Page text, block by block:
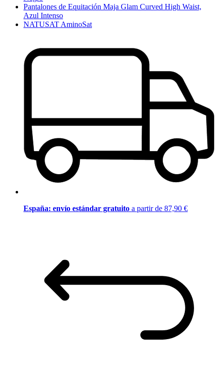
Pantalones de Equitación Maja Glam Curved High Waist,
Azul Intenso
NATUSAT AminoSat
España: envío estándar gratuito a partir de 87,90 €